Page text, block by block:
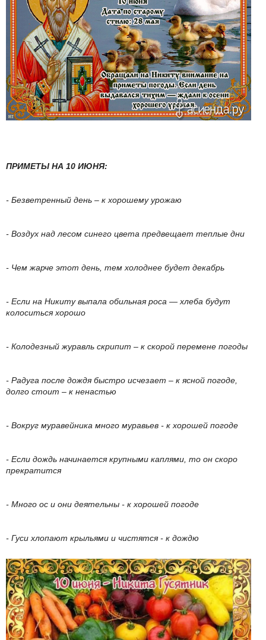
ПРИМЕТЫ НА 10 ИЮНЯ:
- Безветренный день – к хорошему урожаю
- Воздух над лесом синего цвета предвещает теплые дни
- Чем жарче этот день, тем холоднее будет декабрь
- Если на Никиту выпала обильная роса — хлеба будут
колоситься хорошо
- Колодезный журавль скрипит – к скорой перемене погоды
- Радуга после дождя быстро исчезает – к ясной погоде,
долго стоит – к ненастью
- Вокруг муравейника много муравьев - к хорошей погоде
- Если дождь начинается крупными каплями, то он скоро
прекратится
- Много ос и они деятельны - к хорошей погоде
- Гуси хлопают крыльями и чистятся - к дождю